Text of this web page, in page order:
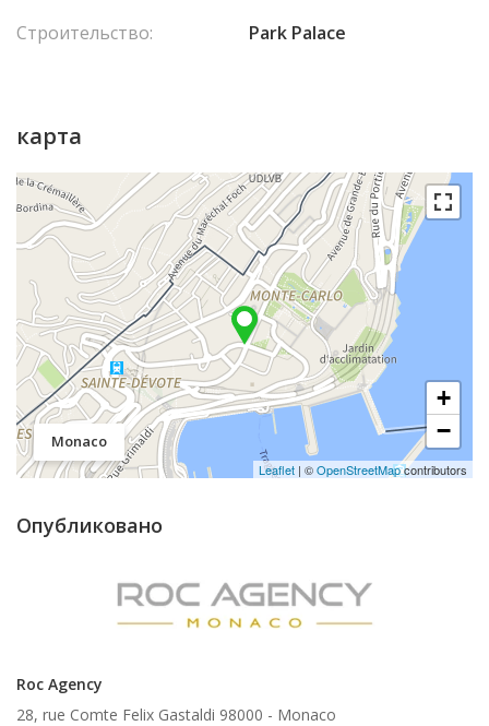
Строительство: Park Palace
карта
Monaco
+
−
Leaflet | ©OpenStreetMapcontributors
Опубликовано
Roc Agency
28, rue Comte Felix Gastaldi 98000 - Monaco